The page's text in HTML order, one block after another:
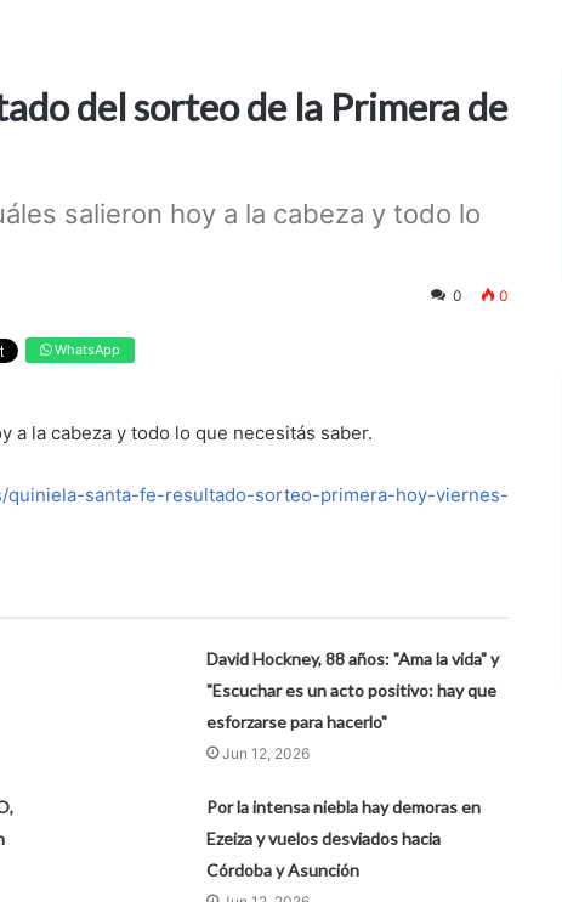
del sorteo de la Primera de
salieron hoy a la cabeza y todo lo
0 0
WhatsApp
a la cabeza y todo lo que necesitás saber.
quiniela-santa-fe-resultado-sorteo-primera-hoy-viernes-
David Hockney, 88 años: "Ama la vida" y
"Escuchar es un acto positivo: hay que
esforzarse para hacerlo"
Jun 12, 2026
Por la intensa niebla hay demoras en
Ezeiza y vuelos desviados hacia
Córdoba y Asunción